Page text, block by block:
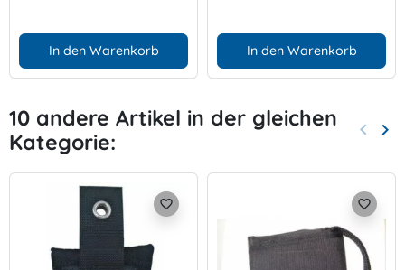
In den Warenkorb In den Warenkorb
10 andere Artikel in der gleichen
Kategorie:
Zurück
keyboard_arrow_left keyboard_arrow_right
favorite_border favorite_border